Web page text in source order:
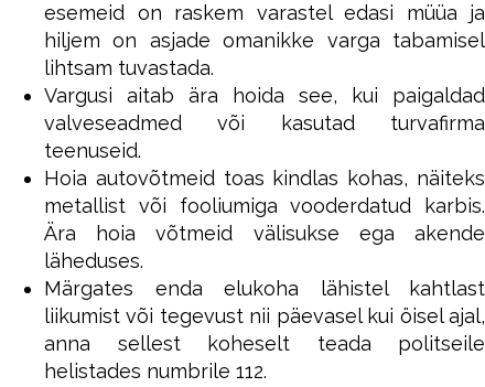
esemeid on raskem varastel edasi müüa ja
hiljem on asjade omanikke varga tabamisel
lihtsam tuvastada.
Vargusi aitab ära hoida see, kui paigaldad
valveseadmed või kasutad turvafirma
teenuseid.
Hoia autovõtmeid toas kindlas kohas, näiteks
metallist või fooliumiga vooderdatud karbis.
Ära hoia võtmeid välisukse ega akende
läheduses.
Märgates enda elukoha lähistel kahtlast
liikumist või tegevust nii päevasel kui öisel ajal,
anna sellest koheselt teada politseile
helistades numbrile 112.